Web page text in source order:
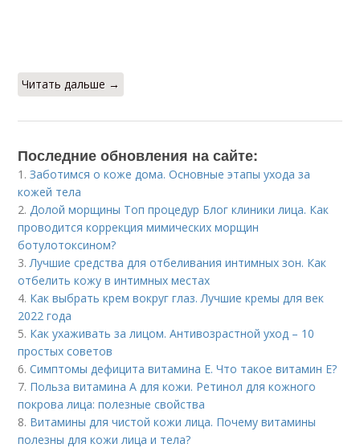
Читать дальше →
Последние обновления на сайте:
1.Заботимся о коже дома. Основные этапы ухода за
кожей тела
2.Долой морщины Топ процедур Блог клиники лица. Как
проводится коррекция мимических морщин
ботулотоксином?
3.Лучшие средства для отбеливания интимных зон. Как
отбелить кожу в интимных местах
4. Как выбрать крем вокруг глаз. Лучшие кремы для век
2022 года
5. Как ухаживать за лицом. Антивозрастной уход – 10
простых советов
6.Симптомы дефицита витамина E. Что такое витамин Е?
7. Польза витамина А для кожи. Ретинол для кожного
покрова лица: полезные свойства
8. Витамины для чистой кожи лица. Почему витамины
полезны для кожи лица и тела?